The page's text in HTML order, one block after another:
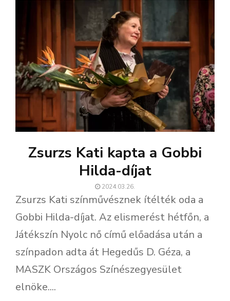
Zsurzs Kati kapta a Gobbi
Hilda-díjat
2024.03.26.
Zsurzs Kati színművésznek ítélték oda a
Gobbi Hilda-díjat. Az elismerést hétfőn, a
Játékszín Nyolc nő című előadása után a
színpadon adta át Hegedűs D. Géza, a
MASZK Országos Színészegyesület
elnöke....